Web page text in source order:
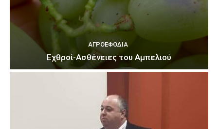
ΑΓΡΟΕΦΌΔΙΑ
Εχθροί-Ασθένειες του Αμπελιού